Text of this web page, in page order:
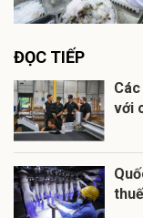
ĐỌC TIẾP
với